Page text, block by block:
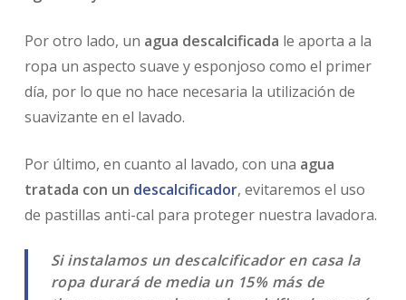
Por otro lado, un agua descalcificada le aporta a la
ropa un aspecto suave y esponjoso como el primer
día, por lo que no hace necesaria la utilización de
suavizante en el lavado.
Por último, en cuanto al lavado, con una agua
tratada con un descalcificador, evitaremos el uso
de pastillas anti-cal para proteger nuestra lavadora.
Si instalamos un descalcificador en casa la
ropa durará de media un 15% más de